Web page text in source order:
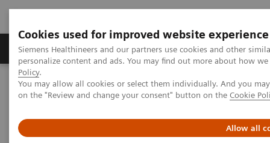
Cookies used for improved website experience
Siemens Healthineers and our partners use cookies and other
personalize content and ads. You may find out more about how
Policy.
You may allow all cookies or select them individually. And you
on the "Review and change your consent" button on the Cookie
Allow all
Produkty a služby Podpora & Dokumentácia
Siemens Healthineers Slovakia
Zobrazovacia diagnostika
Molecular Imaging
MI World Summit 2026